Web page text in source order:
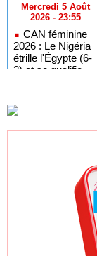
Mercredi 5 Août
2026 - 23:55
CAN féminine
2026 : Le Nigéria
étrille l'Égypte (6-
2) et se qualifie